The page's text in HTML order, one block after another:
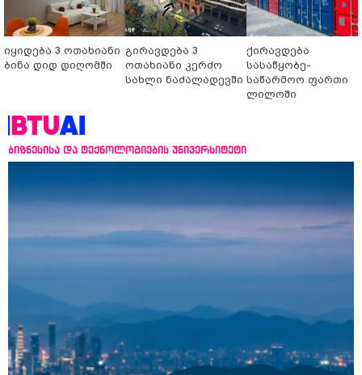
იყიდება 3 ოთახიანი
ბინა დიდ დიღომში
გირავდება 3
ოთახიანი კერძო
სახლი ნაძალადევში
ქირავდება
სასაწყობე-
საწარმოო ფართი
ლილოში
ბიზნესისა და ტექნოლოგიების უნივერსიტეტი